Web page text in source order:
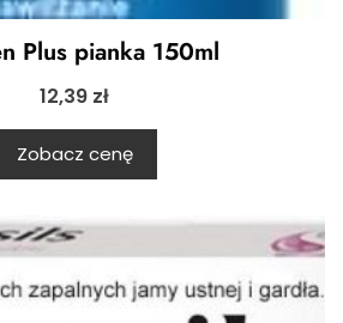
Plus pianka 150ml
12,39 zł
Zobacz cenę